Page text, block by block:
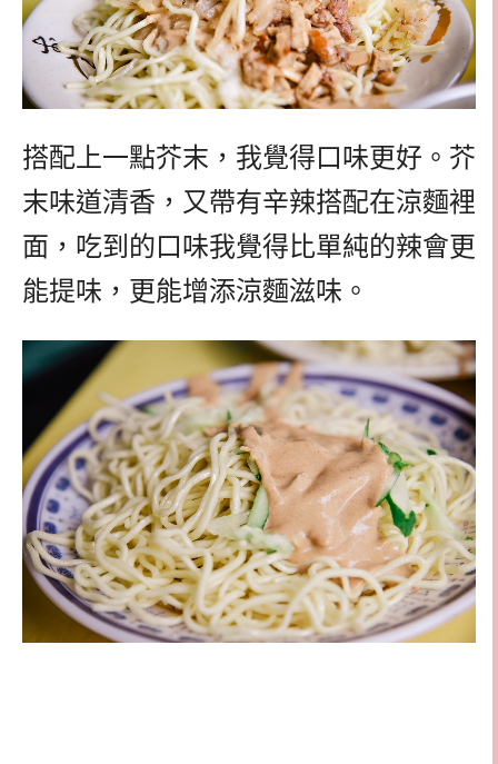
搭配上一點芥末，我覺得口味更好。芥
末味道清香，又帶有辛辣搭配在涼麵裡
面，吃到的口味我覺得比單純的辣會更
能提味，更能增添涼麵滋味。